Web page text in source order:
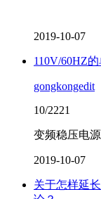
2019-10-07
110V/60HZ
gongkongedit
10/2221
变频稳压电
2019-10-07
关于怎样延